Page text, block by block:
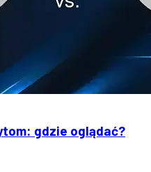
gdzie oglądać?